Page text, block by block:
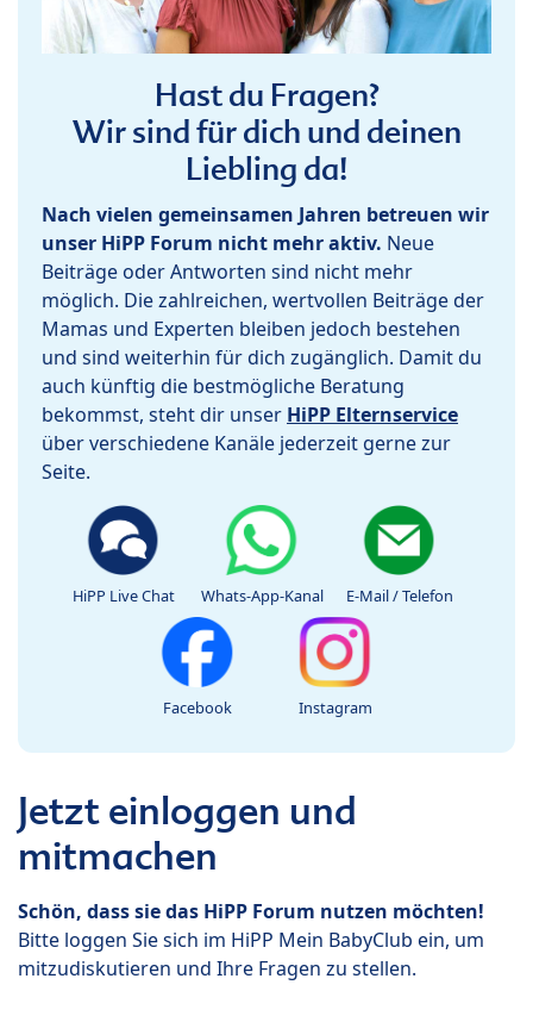
Hast du Fragen?
Wir sind für dich und deinen
Liebling da!
Nach vielen gemeinsamen Jahren betreuen wir
unser HiPP Forum nicht mehr aktiv. Neue
Beiträge oder Antworten sind nicht mehr
möglich. Die zahlreichen, wertvollen Beiträge der
Mamas und Experten bleiben jedoch bestehen
und sind weiterhin für dich zugänglich. Damit du
auch künftig die bestmögliche Beratung
bekommst, steht dir unser HiPP Elternservice
über verschiedene Kanäle jederzeit gerne zur
Seite.
HiPP Live Chat Whats-App-Kanal E-Mail / Telefon
Facebook Instagram
Jetzt einloggen und
mitmachen
Schön, dass sie das HiPP Forum nutzen möchten!
Bitte loggen Sie sich im HiPP Mein BabyClub ein, um
mitzudiskutieren und Ihre Fragen zu stellen.